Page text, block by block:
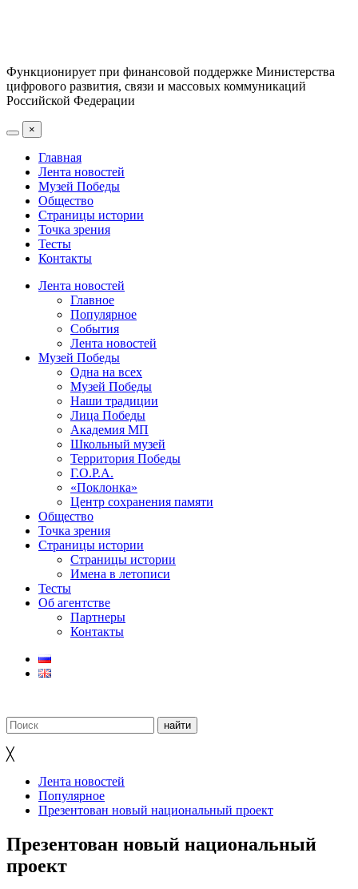
Функционирует при финансовой поддержке Министерства
цифрового развития, связи и массовых коммуникаций
Российской Федерации
×
Главная
Лента новостей
Музей Победы
Общество
Страницы истории
Точка зрения
Тесты
Контакты
Лента новостей
Главное
Популярное
События
Лента новостей
Музей Победы
Одна на всех
Музей Победы
Наши традиции
Лица Победы
Академия МП
Школьный музей
Территория Победы
Г.О.Р.А.
«Поклонка»
Центр сохранения памяти
Общество
Точка зрения
Страницы истории
Страницы истории
Имена в летописи
Тесты
Об агентстве
Партнеры
Контакты
╳
Лента новостей
Популярное
Презентован новый национальный проект
Презентован новый национальный
проект